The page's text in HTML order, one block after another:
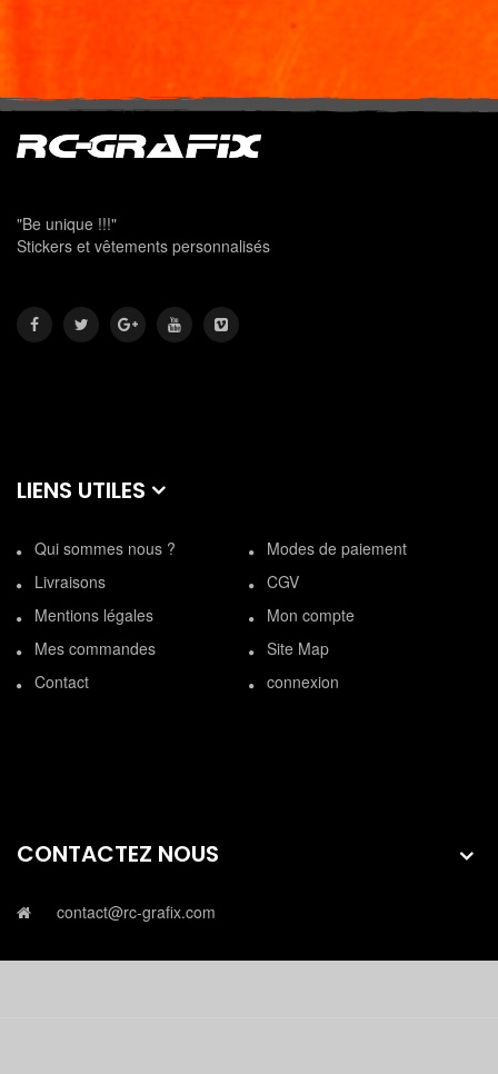
"Be unique !!!"
Stickers et vêtements personnalisés
LIENS UTILES
Qui sommes nous ?
Modes de paiement
Livraisons
CGV
Mentions légales
Mon compte
Mes commandes
Site Map
Contact
connexion
CONTACTEZ NOUS
contact@rc-grafix.com